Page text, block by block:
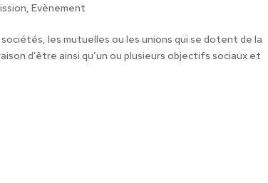
,Evènement
les mutuelles ou les unions qui se dotent de la
d’être ainsi qu’un ou plusieurs objectifs sociaux et